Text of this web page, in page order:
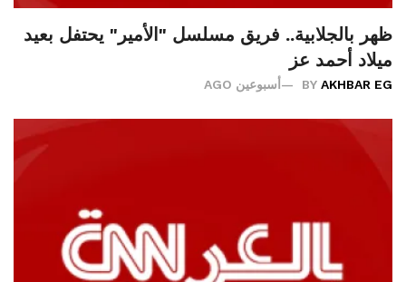
ظهر بالجلابية.. فريق مسلسل "الأمير" يحتفل بعيد
ميلاد أحمد عز
BY AKHBAR EG أسبوعين AGO